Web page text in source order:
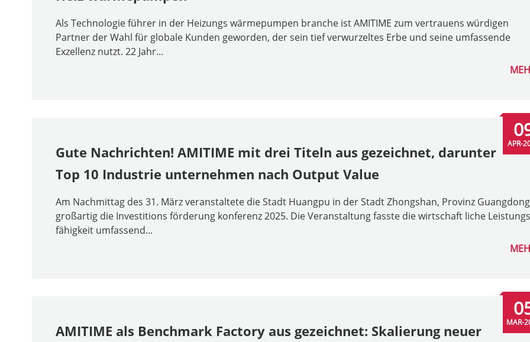
Als Technologie führer in der Heizungs wärmepumpen branche ist AMITIME zum vertrauens würdigen
Partner der Wahl für globale Kunden geworden, der sein tief verwurzeltes Erbe und seine umfassende
Exzellenz nutzt. 22 Jahr...
Gute Nachrichten! AMITIME mit drei Titeln aus gezeichnet, darunter
Top 10 Industrie unternehmen nach Output Value
Am Nachmittag des 31. März veranstaltete die Stadt Huangpu in der Stadt Zhongshan, Provinz
großartig die Investitions förderung konferenz 2025. Die Veranstaltung fasste die wirtschaft liche Leistungs
fähigkeit umfassend...
APR-
AMITIME als Benchmark Factory aus gezeichnet: Skalierung neuer
MAR-